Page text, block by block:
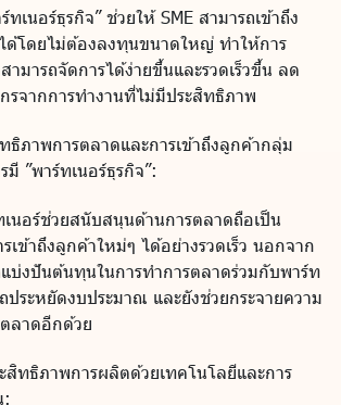
ทเนอร์ธุรกิจ” ช่วยให้ SME สามารถเข้าถึง
ด้โดยไม่ต้องลงทุนขนาดใหญ่ ทำให้การ
ามารถจัดการได้ง่ายขึ้นและรวดเร็วขึ้น ลด
รจากการทำงานที่ไม่มีประสิทธิภาพ
ธิภาพการตลาดและการเข้าถึงลูกค้ากลุ่ม
”พาร์ทเนอร์ธุรกิจ”:
เนอร์ช่วยสนับสนุนด้านการตลาดถือเป็น
ข้าถึงลูกค้าใหม่ๆ ได้อย่างรวดเร็ว นอกจาก
แบ่งปันต้นทุนในการทำการตลาดร่วมกับพาร์ท
ประหยัดงบประมาณ และยังช่วยกระจายความ
ตลาดอีกด้วย
สิทธิภาพการผลิตด้วยเทคโนโลยีและการ
: